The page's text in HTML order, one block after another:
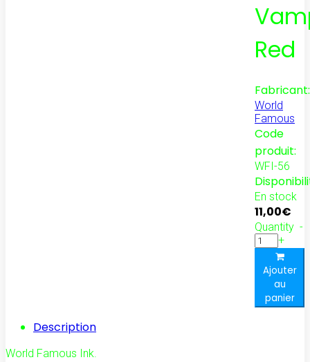
Red
Fabricant:
World
Famous
Code
produit:
WFI-56
En stock
11,00€
Quantity -
+
Ajouter
au
panier
Description
World Famous Ink.